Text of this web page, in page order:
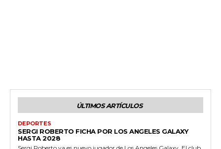
ÚLTIMOS ARTÍCULOS
DEPORTES
SERGI ROBERTO FICHA POR LOS ANGELES GALAXY
HASTA 2028